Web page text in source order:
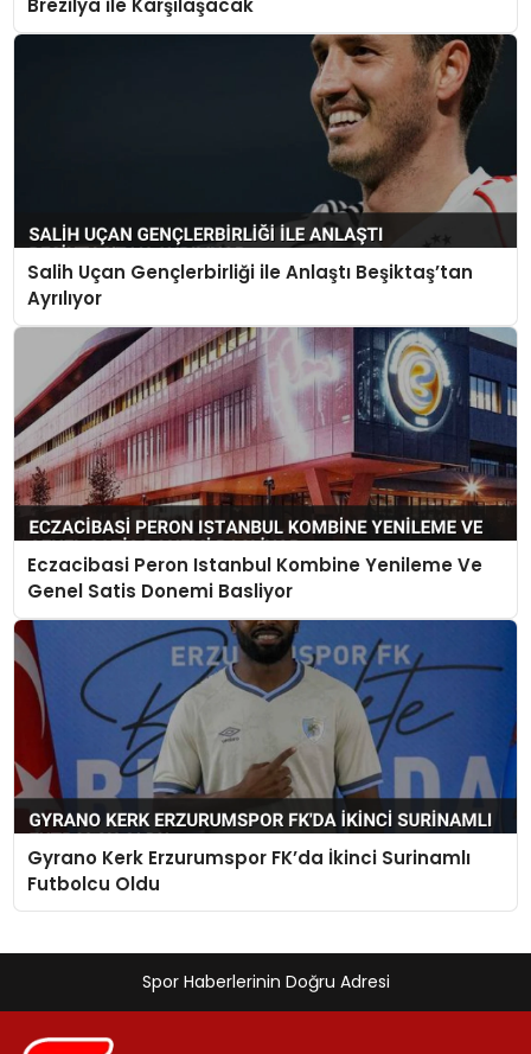
Brezilya ile Karşılaşacak
Salih Uçan Gençlerbirliği ile Anlaştı Beşiktaş’tan
Ayrılıyor
Eczacibasi Peron Istanbul Kombine Yenileme Ve
Genel Satis Donemi Basliyor
Gyrano Kerk Erzurumspor FK’da İkinci Surinamlı
Futbolcu Oldu
Spor Haberlerinin Doğru Adresi